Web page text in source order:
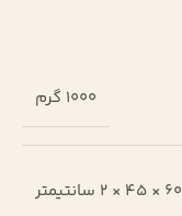
1000 گرم
60 × 45 × 2 سانتیمتر